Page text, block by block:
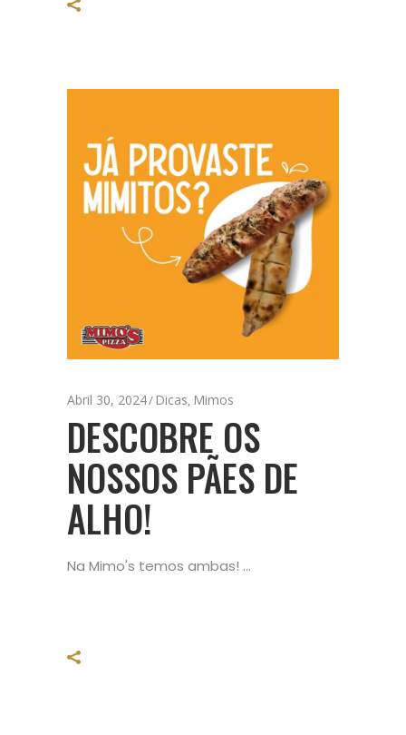
Abril 30, 2024 Dicas, Mimos
DESCOBRE OS
NOSSOS PÃES DE
ALHO!
Na Mimo's temos ambas!